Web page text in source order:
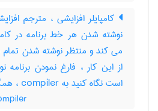
کامپایلر افزایشی ، مترجم
نوشته شدن هر خط برنامه در
می کند و منتظر نوشته شدن تمام
از این کار ، فارغ نمودن برنامه
است نگاه کنید به compiler ، همگردان نموی